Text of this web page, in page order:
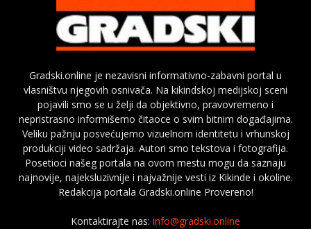
Gradski.online je nezavisni informativno-zabavni portal u
vlasništvu njegovih osnivača. Na kikindskoj medijskoj sceni
pojavili smo se u želji da objektivno, pravovremeno i
nepristrasno informišemo čitaoce o svim bitnim događajima.
Veliku pažnju posvećujemo vizuelnom identitetu i vrhunskoj
produkciji video sadržaja. Autori smo tekstova i fotografija.
Posetioci našeg portala na ovom mestu mogu da saznaju
najnovije, najeksluzivnije i najvažnije vesti iz Kikinde i okoline.
Redakcija portala Gradski.online Provereno!
Kontaktirajte nas: info@gradski.online